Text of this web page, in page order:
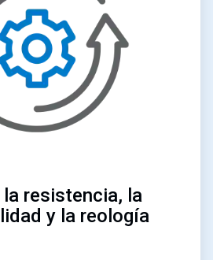
4
resistencia, la
y la reología